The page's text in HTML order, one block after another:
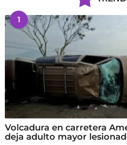
1
Volcadura en carretera
deja adulto mayor